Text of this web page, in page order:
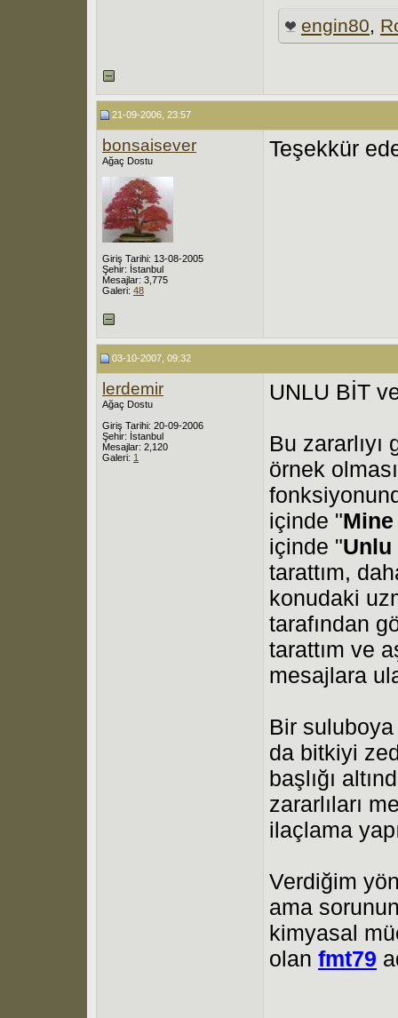
engin80,
21-09-2006, 23:57
bonsaisever
Ağaç Dostu
Giriş Tarihi: 13-08-2005
Şehir: İstanbul
Mesajlar: 3,775
Galeri: 48
Teşekkür
03-10-2007, 09:32
lerdemir
Ağaç Dostu
Giriş Tarihi: 20-09-2006
Şehir: İstanbul
Mesajlar: 2,120
Galeri: 1
UNLU BİT
Bu zararlıyı
örnek
içinde "
içinde "Unlu
tarattım,
konudaki
tarafından
tarattım ve
mesajlara
Bir suluboya
da bitkiyi
başlığı
zararlıları
ilaçlama
Verdiğim
ama
kimyasal
olan fmt79